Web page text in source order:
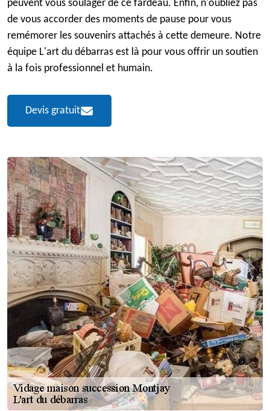
peuvent vous soulager de ce fardeau. Enfin, n'oubliez pas
de vous accorder des moments de pause pour vous
remémorer les souvenirs attachés à cette demeure. Notre
équipe L'art du débarras est là pour vous offrir un soutien
à la fois professionnel et humain.
Devis gratuit